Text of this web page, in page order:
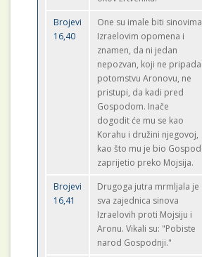
Brojevi
16,40
One su imale biti sinovima
Izraelovim opomena i
znamen, da ni jedan
nepozvan, koji ne pripada
potomstvu Aronovu, ne
pristupi, da kadi pred
Gospodom. Inače
dogodit će mu se kao
Korahu i družini njegovoj,
kao što mu je bio Gospod
zaprijetio preko Mojsija.
Brojevi
16,41
Drugoga jutra mrmljala je
sva zajednica sinova
Izraelovih proti Mojsiju i
Aronu. Vikali su: "Pobiste
narod Gospodnji."